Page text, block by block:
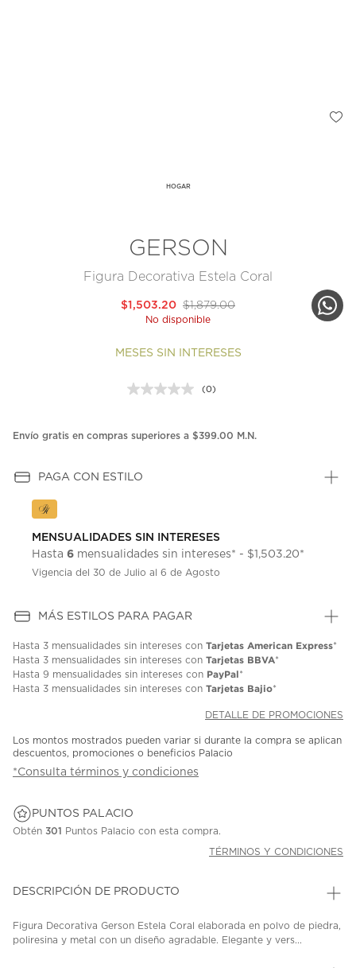
HOGAR
GERSON
Figura Decorativa Estela Coral
$1,879.00
$1,503.20
No disponible
MESES SIN INTERESES
Sin
en
(0)
Envío gratis en compras superiores a $399.00 M.N.
PAGA CON ESTILO
MENSUALIDADES SIN INTERESES
Hasta 6 mensualidades sin intereses* - $1,503.20*
Vigencia del 30 de Julio al 6 de Agosto
MÁS ESTILOS PARA PAGAR
Hasta 3 mensualidades sin intereses con Tarjetas American Express*
Hasta 3 mensualidades sin intereses con Tarjetas BBVA*
Hasta 9 mensualidades sin intereses con PayPal*
Hasta 3 mensualidades sin intereses con Tarjetas Bajio*
DETALLE DE PROMOCIONES
Los montos mostrados pueden variar si durante la compra se aplican
descuentos, promociones o beneficios Palacio
*Consulta términos y condiciones
PUNTOS PALACIO
Obtén 301 Puntos Palacio con esta compra.
TÉRMINOS Y CONDICIONES
DESCRIPCIÓN DE PRODUCTO
Figura Decorativa Gerson Estela Coral elaborada en polvo de piedra,
poliresina y metal con un diseño agradable. Elegante y vers...